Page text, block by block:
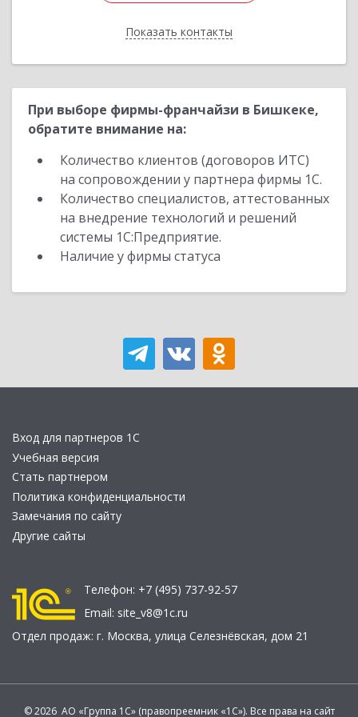
Показать контакты
Назад
При выборе фирмы-франчайзи в Бишкеке,
обратите внимание на:
Количество клиентов (договоров ИТС)
на сопровождении у партнера фирмы 1С.
Количество специалистов, аттестованных
на внедрение технологий и решений
системы 1С:Предприятие.
Наличие у фирмы статуса
Вход для партнеров 1С
Учебная версия
Стать партнером
Политика конфиденциальности
Замечания по сайту
Другие сайты
Телефон: +7 (495) 737-92-57
Email: site_v8@1c.ru
Отдел продаж: г. Москва, улица Селезнёвская, дом 21
© 2026 АО «Группа 1С» (правопреемник «1С»). Все права на сайт